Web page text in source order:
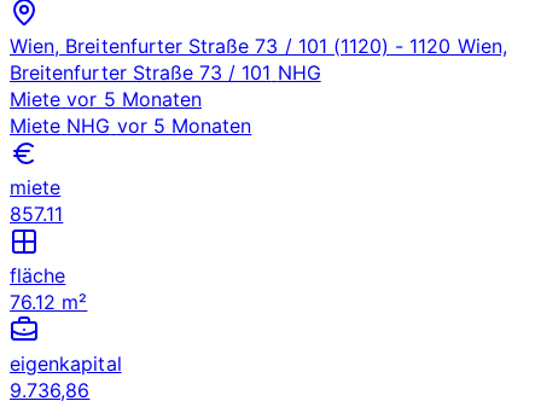
Wien, Breitenfurter Straße 73 / 101 (1120) - 1120 Wien,
Breitenfurter Straße 73 / 101 NHG
Miete vor 5 Monaten
Miete NHG vor 5 Monaten
miete
857.11
fläche
76.12 m²
eigenkapital
9.736,86